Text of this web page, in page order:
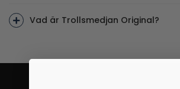
Vad är Trollsmedjan Original?